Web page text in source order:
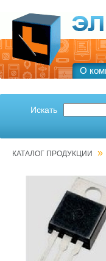
О
Искать
КАТАЛОГ ПРОДУКЦИИ »